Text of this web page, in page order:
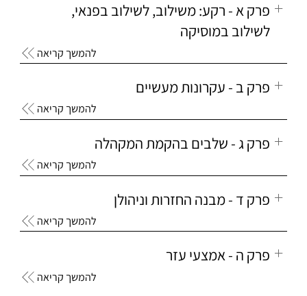
פרק א - רקע: משילוב, לשילוב בפנאי,
לשילוב במוסיקה
להמשך קריאה
פרק ב - עקרונות מעשיים
להמשך קריאה
פרק ג - שלבים בהקמת המקהלה
להמשך קריאה
פרק ד - מבנה החזרות וניהולן
להמשך קריאה
פרק ה - אמצעי עזר
להמשך קריאה